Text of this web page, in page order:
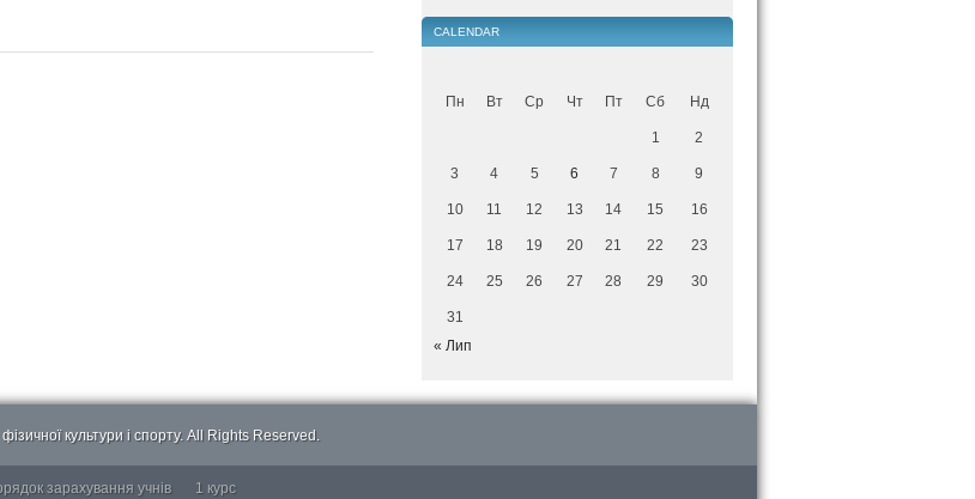
CALENDAR
Пн Вт Ср Чт Пт Сб Нд
1 2
3 4 5 6 7 8 9
10 11 12 13 14 15 16
17 18 19 20 21 22 23
24 25 26 27 28 29 30
31
« Лип
культури і спорту. All Rights Reserved.
зарахування учнів
1 курс